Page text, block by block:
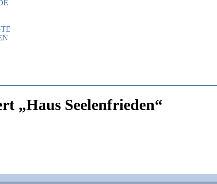
„Haus Seelenfrieden“